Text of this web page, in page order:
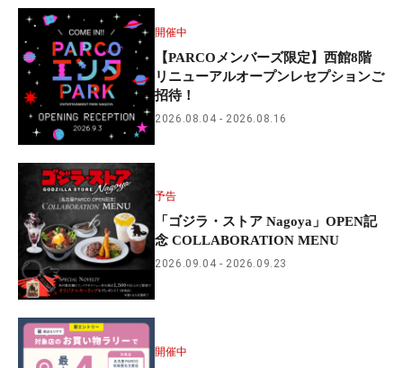
開催中
【PARCOメンバーズ限定】西館8階
リニューアルオープンレセプションご
招待！
2026.08.04 2026.08.16
予告
「ゴジラ・ストア Nagoya」OPEN記
念 COLLABORATION MENU
2026.09.04 2026.09.23
開催中